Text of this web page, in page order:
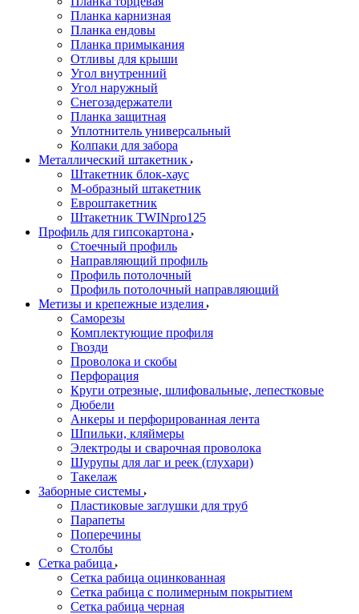
Планка карнизная
Планка ендовы
Планка примыкания
Отливы для крыши
Угол внутренний
Угол наружный
Снегозадержатели
Планка защитная
Уплотнитель универсальный
Колпаки для забора
Металлический штакетник
Штакетник блок-хаус
М-образный штакетник
Евроштакетник
Штакетник TWINpro125
Профиль для гипсокартона
Стоечный профиль
Направляющий профиль
Профиль потолочный
Профиль потолочный направляющий
Метизы и крепежные изделия
Саморезы
Комплектующие профиля
Гвозди
Проволока и скобы
Перфорация
Круги отрезные, шлифовальные, лепестковые
Дюбели
Анкеры и перфорированная лента
Шпильки, кляймеры
Электроды и сварочная проволока
Шурупы для лаг и реек (глухари)
Такелаж
Заборные системы
Пластиковые заглушки для труб
Парапеты
Поперечины
Столбы
Сетка рабица
Сетка рабица оцинкованная
Сетка рабица с полимерным покрытием
Сетка рабица черная